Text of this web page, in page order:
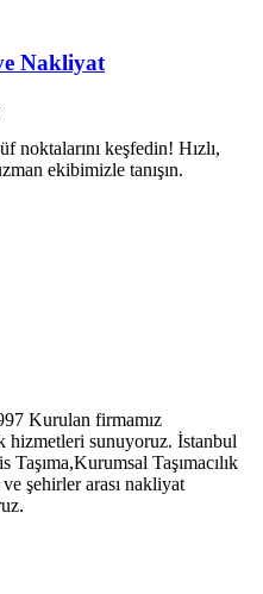
Nakliyat
noktalarını keşfedin! Hızlı,
ekibimizle tanışın.
Kurulan firmamız
hizmetleri sunuyoruz. İstanbul
Taşımacılık
şehirler arası nakliyat